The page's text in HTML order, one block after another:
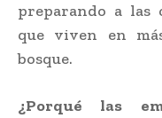
preparando a las
que viven en
bosque.
¿Porqué las